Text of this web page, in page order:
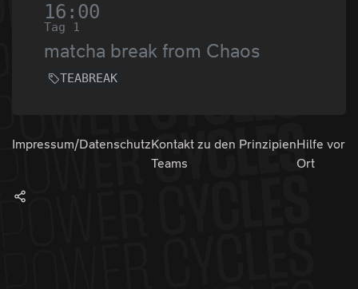
16:00
Tag 1
matcha break from Chaos
TEABREAK
Impressum/DatenschutzKontakt zu den
Teams
PrinzipienHilfe vor
Ort